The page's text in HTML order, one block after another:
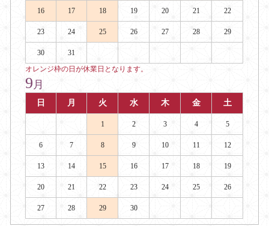
16 17 18 19 20 21 22
23 24 25 26 27 28 29
30
31
オレンジ枠の日が休業日となります。
9 月
日 月 火 水 木 金 土
1 2 3 4 5
6 7 8 9 10 11 12
13 14 15 16 17 18 19
20 21 22 23 24 25 26
27 28 29 30